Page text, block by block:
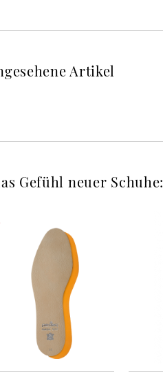
Artikel
Gefühl neuer Schuhe: